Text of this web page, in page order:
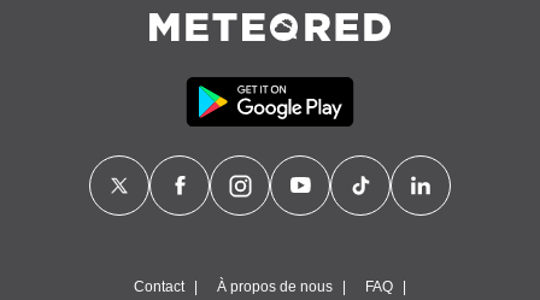
Contact À propos de nous FAQ